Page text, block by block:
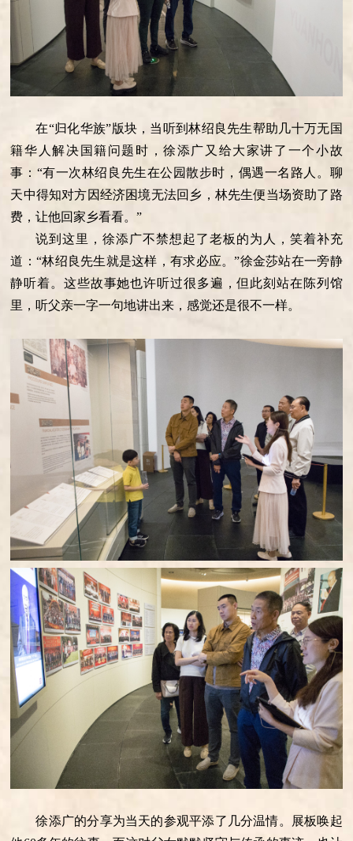
在“归化华族”版块，当听到林绍良先生帮助几十万无国
籍华人解决国籍问题时，徐添广又给大家讲了一个小故
事：“有一次林绍良先生在公园散步时，偶遇一名路人。聊
天中得知对方因经济困境无法回乡，林先生便当场资助了路
费，让他回家乡看看。”
说到这里，徐添广不禁想起了老板的为人，笑着补充
道：“林绍良先生就是这样，有求必应。”徐金莎站在一旁静
静听着。这些故事她也许听过很多遍，但此刻站在陈列馆
里，听父亲一字一句地讲出来，感觉还是很不一样。
徐添广的分享为当天的参观平添了几分温情。展板唤起